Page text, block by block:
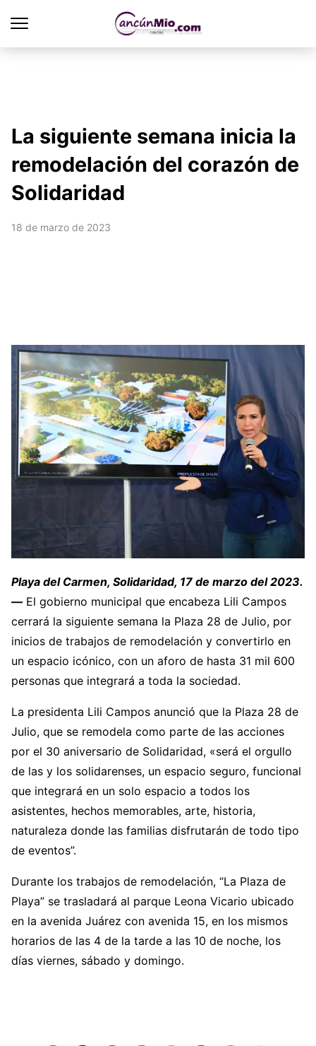
La siguiente semana inicia la
remodelación del corazón de
Solidaridad
18 de marzo de 2023
Playa del Carmen, Solidaridad, 17 de marzo del 2023.
—El gobierno municipal que encabeza Lili Campos
cerrará la siguiente semana la Plaza 28 de Julio, por
inicios de trabajos de remodelación y convertirlo en
un espacio icónico, con un aforo de hasta 31 mil 600
personas que integrará a toda la sociedad.
La presidenta Lili Campos anunció que la Plaza 28 de
Julio, que se remodela como parte de las acciones
por el 30 aniversario de Solidaridad, «será el orgullo
de las y los solidarenses, un espacio seguro, funcional
que integrará en un solo espacio a todos los
asistentes, hechos memorables, arte, historia,
naturaleza donde las familias disfrutarán de todo tipo
de eventos”.
Durante los trabajos de remodelación, “La Plaza de
Playa” se trasladará al parque Leona Vicario ubicado
en la avenida Juárez con avenida 15, en los mismos
horarios de las 4 de la tarde a las 10 de noche, los
días viernes, sábado y domingo.